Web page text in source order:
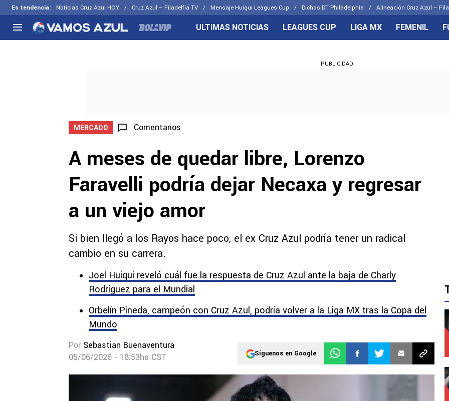
Es tendencia: Noticias Cruz Azul HOY Cruz Azul – Filadelfia TV Mensaje Huiqui Leagues Cup Dichos DT Philadelphia Alineación Cruz Azul –
Selección Mexicana
CELESTES
ULTIMAS NOTICIAS LEAGUES CUP LIGA MX FEMENIL
PUBLICIDAD
MERCADO Comentarios
A meses de quedar libre, Lorenzo
Faravelli podría dejar Necaxa y regresar
a un viejo amor
Si bien llegó a los Rayos hace poco, el ex Cruz Azul podría tener un radical
cambio en su carrera.
Joel Huiqui reveló cuál fue la respuesta de Cruz Azul ante la baja de Charly
Rodríguez para el Mundial
Orbelín Pineda, campeón con Cruz Azul, podría volver a la Liga MX tras la Copa del
Mundo
Por Sebastian Buenaventura
05/06/2026 - 18:53hs CST
Síguenos en Google